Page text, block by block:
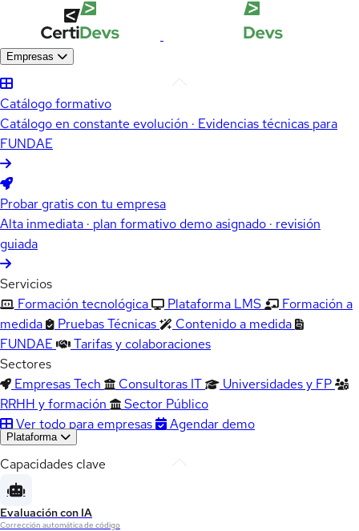
Empresas
Catálogo formativo
Catálogo en constante evolución · Evidencias técnicas para
FUNDAE
Probar gratis con tu empresa
Alta inmediata · plan formativo demo asignado · revisión
guiada
Servicios
Formación tecnológica
Plataforma LMS
Formación a
medida
Pruebas Técnicas
Contenido a medida
FUNDAE
Tarifas y colaboraciones
Sectores
Empresas Tech
Consultoras IT
Universidades y FP
RRHH y formación
Sector Público
Ver todo para empresas
Agendar demo
Plataforma
Capacidades clave
Evaluación con IA
Corrección automática de código